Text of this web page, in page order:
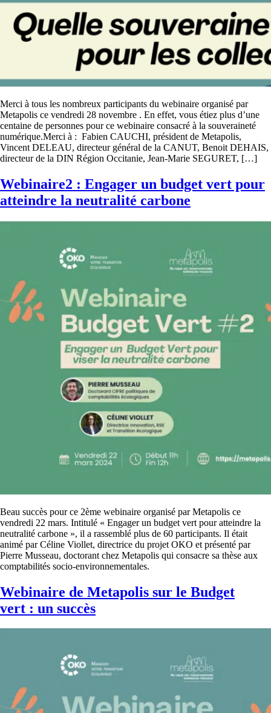
Merci à tous les nombreux participants du webinaire organisé par
Metapolis ce vendredi 28 novembre . En effet, vous étiez plus d’une
centaine de personnes pour ce webinaire consacré à la souveraineté
numérique.Merci à : Fabien CAUCHI, président de Metapolis,
Vincent DELEAU, directeur général de la CANUT, Benoit DEHAIS,
directeur de la DIN Région Occitanie, Jean-Marie SEGURET, […]
Webinaire2 : Engager un budget vert pour
atteindre la neutralité carbone
Beau succès pour ce 2ème webinaire organisé par Metapolis ce
vendredi 22 mars. Intitulé « Engager un budget vert pour atteindre la
neutralité carbone », il a rassemblé plus de 60 participants. Il était
animé par Céline Viollet, directrice du projet OKO et présenté par
Pierre Musseau, doctorant chez Metapolis qui consacre sa thèse aux
comptabilités socio-environnementales.
Webinaire de Metapolis sur le Budget
vert : un succès